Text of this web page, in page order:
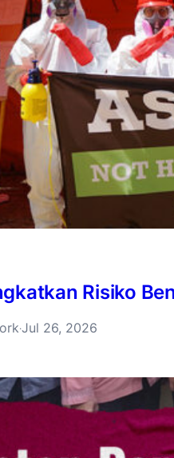
Risiko
·Jul 26, 2026